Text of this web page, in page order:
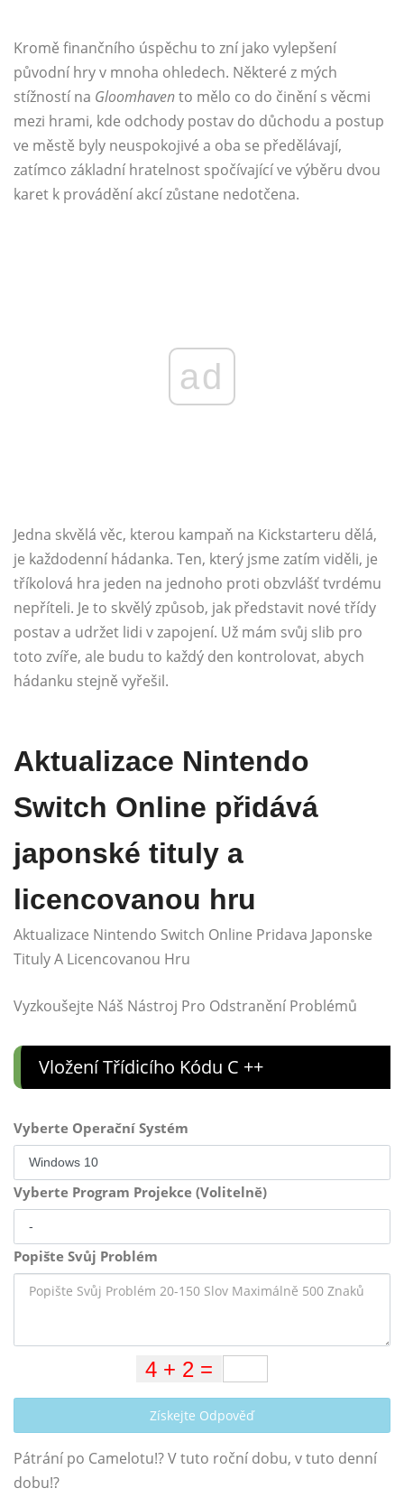
Kromě finančního úspěchu to zní jako vylepšení
původní hry v mnoha ohledech. Některé z mých
stížností na Gloomhavento mělo co do činění s věcmi
mezi hrami, kde odchody postav do důchodu a postup
ve městě byly neuspokojivé a oba se předělávají,
zatímco základní hratelnost spočívající ve výběru dvou
karet k provádění akcí zůstane nedotčena.
ad
Jedna skvělá věc, kterou kampaň na Kickstarteru dělá,
je každodenní hádanka. Ten, který jsme zatím viděli, je
tříkolová hra jeden na jednoho proti obzvlášť tvrdému
nepříteli. Je to skvělý způsob, jak představit nové třídy
postav a udržet lidi v zapojení. Už mám svůj slib pro
toto zvíře, ale budu to každý den kontrolovat, abych
hádanku stejně vyřešil.
Aktualizace Nintendo
Switch Online přidává
japonské tituly a
licencovanou hru
Aktualizace Nintendo Switch Online Pridava Japonske
Tituly A Licencovanou Hru
Vyzkoušejte Náš Nástroj Pro Odstranění Problémů
Vložení Třídicího Kódu C ++
Vyberte Operační Systém
Vyberte Program Projekce (Volitelně)
Popište Svůj Problém
Získejte Odpověď
Pátrání po Camelotu!? V tuto roční dobu, v tuto denní
dobu!?